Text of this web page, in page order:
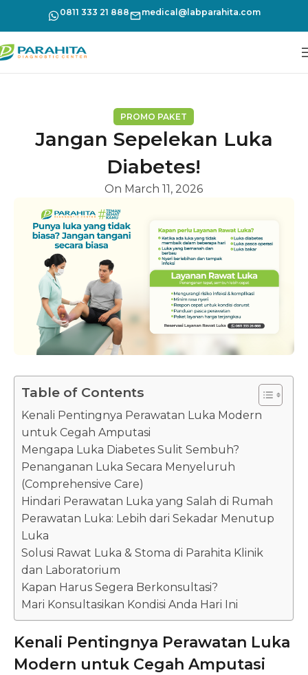
0811 333 21 888 medical@labparahita.com
PROMO PAKET
Jangan Sepelekan Luka
Diabetes!
On March 11, 2026
Table of Contents
Kenali Pentingnya Perawatan Luka Modern
untuk Cegah Amputasi
Mengapa Luka Diabetes Sulit Sembuh?
Penanganan Luka Secara Menyeluruh
(Comprehensive Care)
Hindari Perawatan Luka yang Salah di Rumah
Perawatan Luka: Lebih dari Sekadar Menutup
Luka
Solusi Rawat Luka & Stoma di Parahita Klinik
dan Laboratorium
Kapan Harus Segera Berkonsultasi?
Mari Konsultasikan Kondisi Anda Hari Ini
Kenali Pentingnya Perawatan Luka
Modern untuk Cegah Amputasi